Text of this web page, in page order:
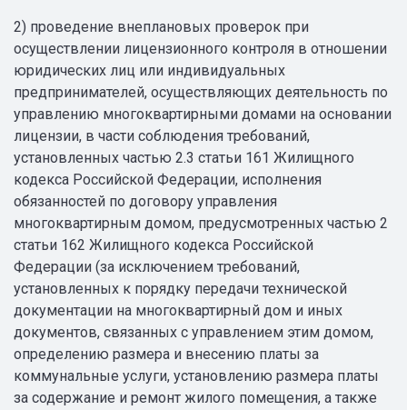
2) проведение внеплановых проверок при
осуществлении лицензионного контроля в отношении
юридических лиц или индивидуальных
предпринимателей, осуществляющих деятельность по
управлению многоквартирными домами на основании
лицензии, в части соблюдения требований,
установленных частью 2.3 статьи 161 Жилищного
кодекса Российской Федерации, исполнения
обязанностей по договору управления
многоквартирным домом, предусмотренных частью 2
статьи 162 Жилищного кодекса Российской
Федерации (за исключением требований,
установленных к порядку передачи технической
документации на многоквартирный дом и иных
документов, связанных с управлением этим домом,
определению размера и внесению платы за
коммунальные услуги, установлению размера платы
за содержание и ремонт жилого помещения, а также